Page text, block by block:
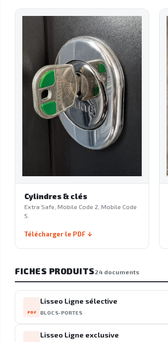
Cylindres & clés
Extra Safe, Mobile Code 2, Mobile Code
5.
Télécharger le PDF
FICHES PRODUITS24 documents
PDF
Lisseo Ligne sélective
BLOCS-PORTES
Lisseo Ligne exclusive